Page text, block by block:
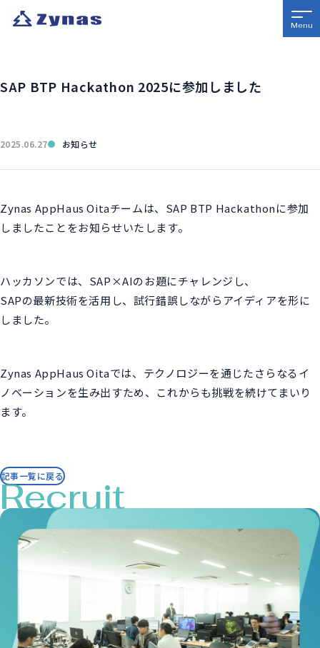
SAP BTP Hackathon 2025に参加しました
2025.06.27 お知らせ
Zynas AppHaus Oitaチームは、SAP BTP Hackathonに参加
しましたことをお知らせいたします。
ハッカソンでは、SAP×AIのお題にチャレンジし、
SAPの最新技術を活用し、試行錯誤しながらアイディアを形に
しました。
Zynas AppHaus Oitaでは、テクノロジーを通じたさらなるイ
ノベーションを生み出すため、これからも挑戦を続けてまいり
ます。
記事一覧に戻る